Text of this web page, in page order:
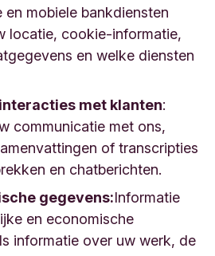
en mobiele bankdiensten
locatie, cookie-informatie,
en welke diensten
met klanten:
communicatie met ons,
of transcripties
en chatberichten.
gegevens:Informatie
en economische
informatie over uw werk, de